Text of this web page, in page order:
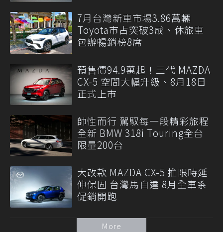
7月台灣新車市場3.86萬輛
Toyota市占突破3成、休旅車
包辦暢銷榜8席
預售價94.9萬起！三代 MAZDA
CX-5 空間大幅升級、8月18日
正式上市
帥性而行 駕馭每一段精彩旅程
全新 BMW 318i Touring全台
限量200台
大改款 MAZDA CX-5 推限時延
伸保固 台灣馬自達 8月全車系
促銷開跑
More